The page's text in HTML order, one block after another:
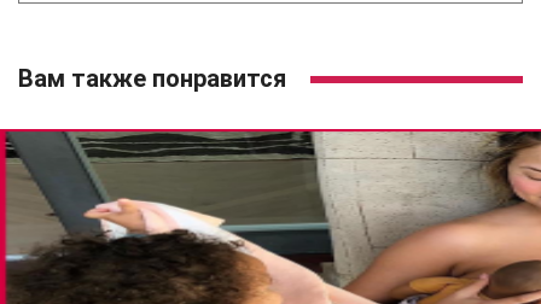
Вам также понравится